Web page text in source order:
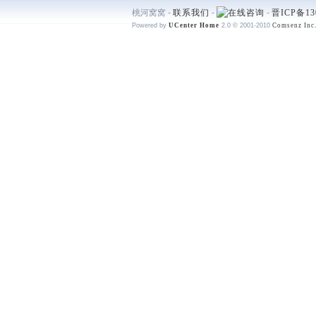
桃河窝窝 - 联系我们 - - 晋ICP备
Powered by UCenter Home 2.0 © 2001-2010 Comsenz Inc.